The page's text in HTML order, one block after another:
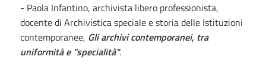
- Paola Infantino, archivista libero professionista,
docente di Archivistica speciale e storia delle Istituzioni
contemporanee, Gli archivi contemporanei, tra
uniformità e "specialità".